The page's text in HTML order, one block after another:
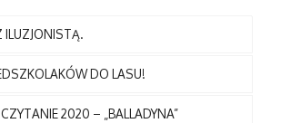
ILUZJONISTĄ.
DO LASU!
2020 – „BALLADYNA”